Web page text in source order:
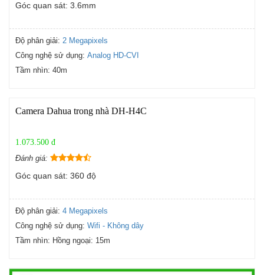
Góc quan sát: 3.6mm
Độ phân giải: 2 Megapixels
Công nghệ sử dụng: Analog HD-CVI
Tầm nhìn: 40m
Camera Dahua trong nhà DH-H4C
1.073.500 đ
Đánh giá:
Góc quan sát: 360 độ
Độ phân giải: 4 Megapixels
Công nghệ sử dụng: Wifi - Không dây
Tầm nhìn: Hồng ngoại: 15m